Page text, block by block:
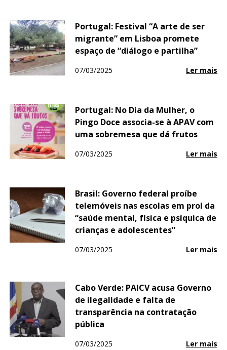
Portugal: Festival “A arte de ser
migrante” em Lisboa promete
espaço de “diálogo e partilha”
07/03/2025 Ler mais
Portugal: No Dia da Mulher, o
Pingo Doce associa-se à APAV com
uma sobremesa que dá frutos
07/03/2025 Ler mais
Brasil: Governo federal proíbe
telemóveis nas escolas em prol da
“saúde mental, física e psíquica de
crianças e adolescentes”
07/03/2025 Ler mais
Cabo Verde: PAICV acusa Governo
de ilegalidade e falta de
transparência na contratação
pública
07/03/2025 Ler mais